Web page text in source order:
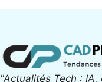
"Actualités Tech :